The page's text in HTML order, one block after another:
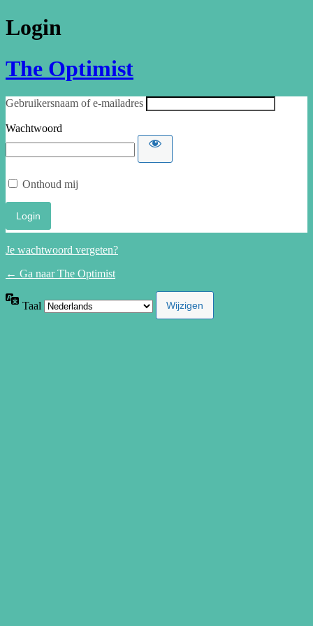
Login
The Optimist
Gebruikersnaam of e-mailadres
Wachtwoord
Onthoud mij
Je wachtwoord vergeten?
← Ga naar The Optimist
Taal